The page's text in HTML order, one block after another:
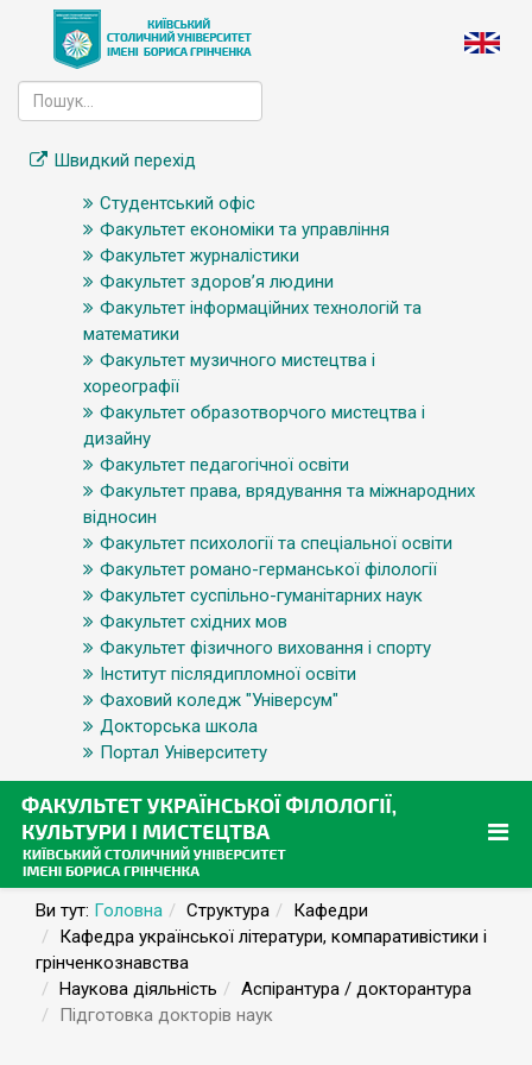
Швидкий перехід
Студентський офіс
Факультет економіки та управління
Факультет журналістики
Факультет здоров’я людини
Факультет інформаційних технологій та
математики
Факультет музичного мистецтва і
хореографії
Факультет образотворчого мистецтва і
дизайну
Факультет педагогічної освіти
Факультет права, врядування та міжнародних
відносин
Факультет психології та спеціальної освіти
Факультет романо-германської філології
Факультет суспільно-гуманітарних наук
Факультет східних мов
Факультет фізичного виховання і спорту
Інститут післядипломної освіти
Фаховий коледж "Універсум"
Докторська школа
Портал Університету
Ви тут: Головна Структура
Кафедри
Кафедра української літератури, компаративістики і
грінченкознавства
Наукова діяльність
Аспірантура / докторантура
Підготовка докторів наук